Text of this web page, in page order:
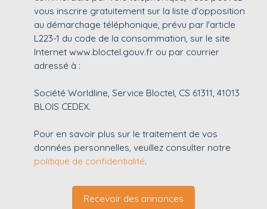
vous inscrire gratuitement sur la liste d'opposition
au démarchage téléphonique, prévu par l'article
L223-1 du code de la consommation, sur le site
Internet www.bloctel.gouv.fr ou par courrier
adressé à :
Société Worldline, Service Bloctel, CS 61311, 41013
BLOIS CEDEX.
Pour en savoir plus sur le traitement de vos
données personnelles, veuillez consulter notre
politique de confidentialité.
Recevoir des annonces